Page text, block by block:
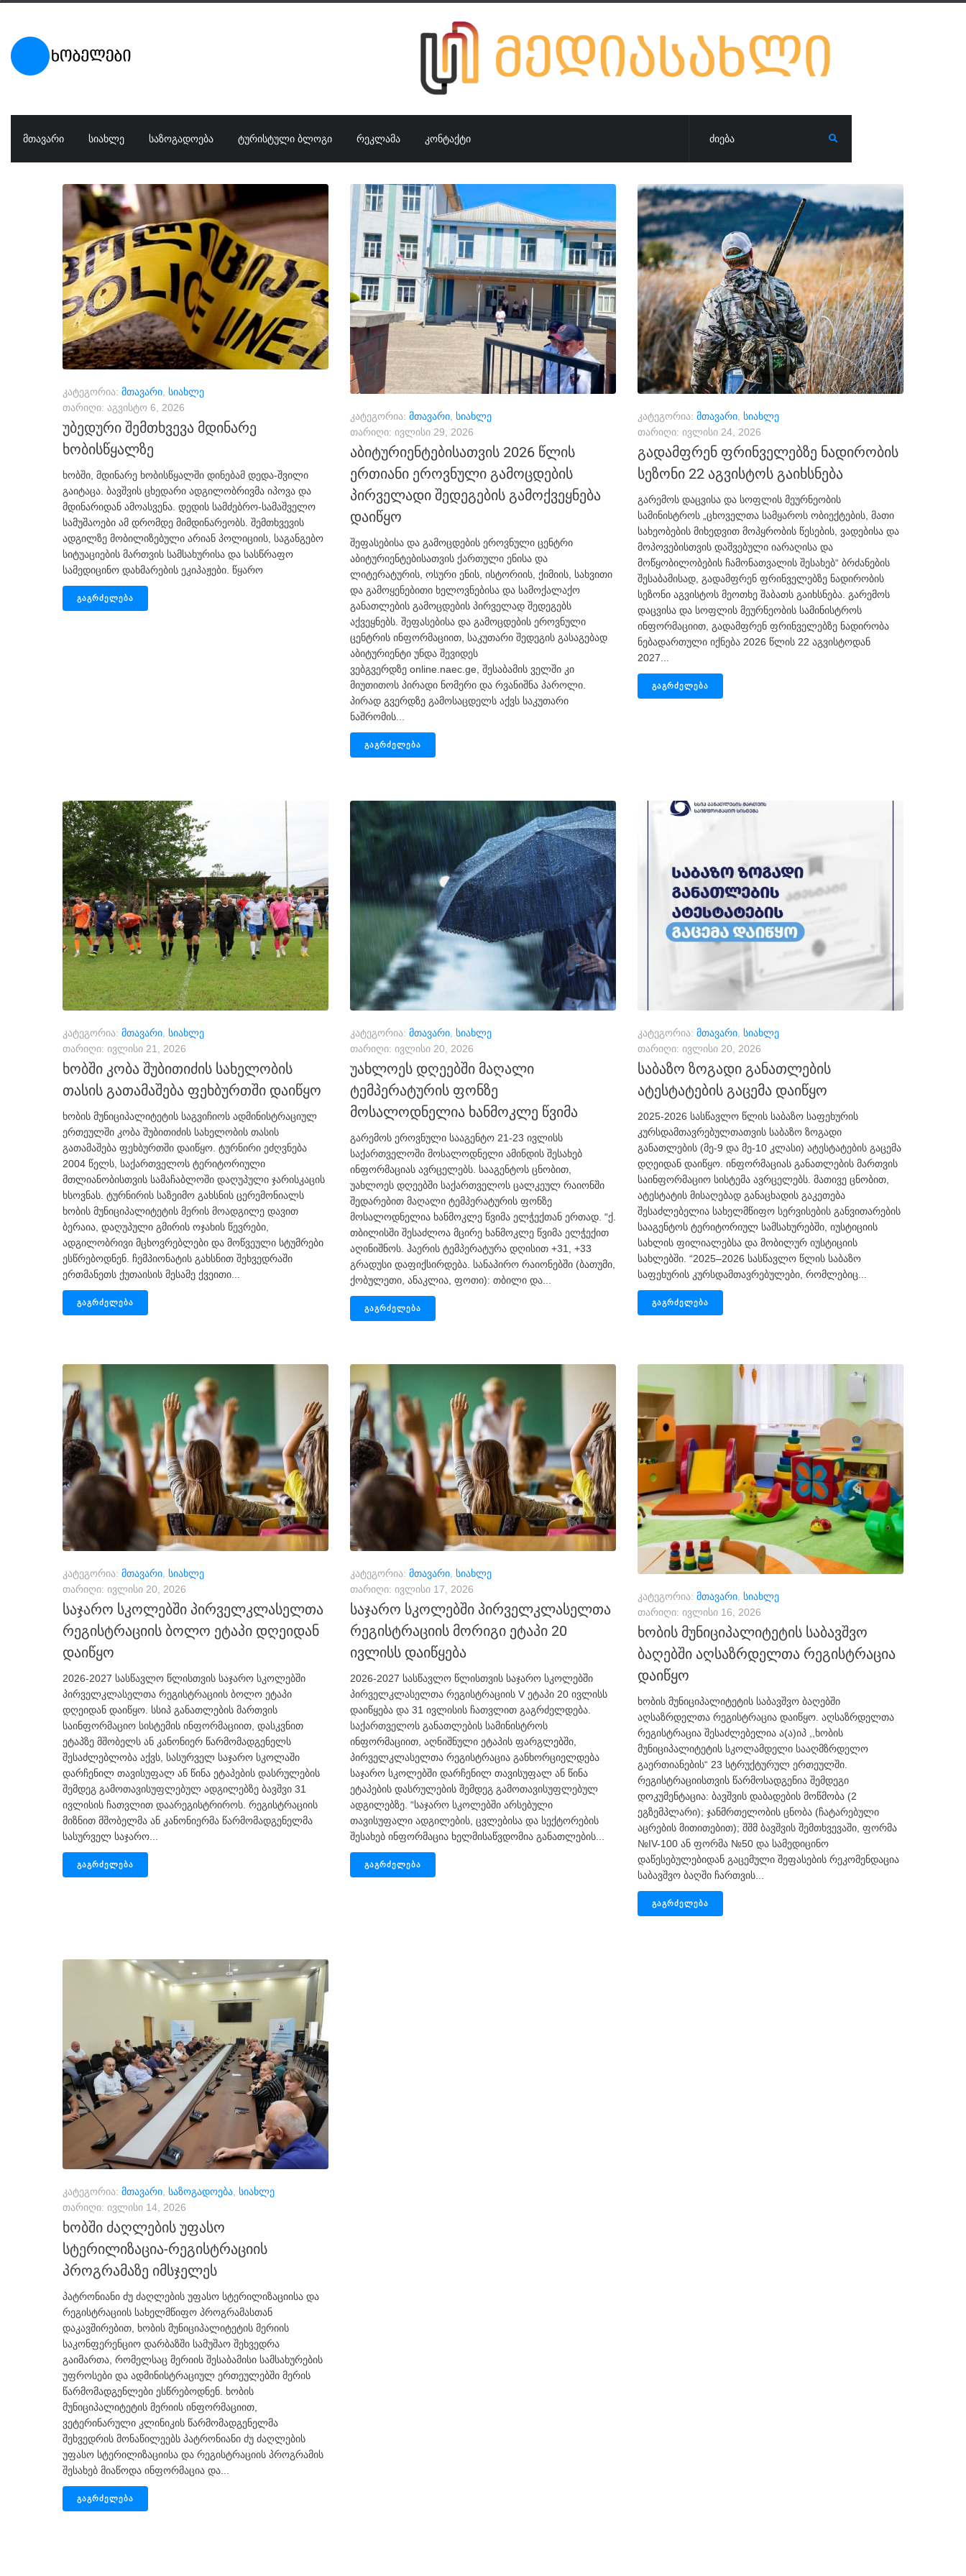
ᲛᲗᲐᲕᲐᲠᲘ ᲡᲘᲐᲮᲚᲔ ᲡᲐᲖᲝᲒᲐᲓᲝᲔᲑᲐ ᲢᲣᲠᲘᲡᲢᲣᲚᲘ ᲑᲚᲝᲒᲘ ᲠᲔᲙᲚᲐᲛᲐ ᲙᲝᲜᲢᲐᲥᲢᲘ
კატეგორია: მთავარი, სიახლე
თარიღი: აგვისტო 6, 2026
უბედური შემთხვევა მდინარე
ხობისწყალზე
ხობში, მდინარე ხობისწყალში დინებამ დედა-შვილი
გაიტაცა. ბავშვის ცხედარი ადგილობრივმა იპოვა და
მდინარიდან ამოასვენა. დედის სამძებრო-სამაშველო
სამუშაოები ამ დრომდე მიმდინარეობს. შემთხვევის
ადგილზე მობილიზებული არიან პოლიციის, საგანგებო
სიტუაციების მართვის სამსახურისა და სასწრაფო
სამედიცინო დახმარების ეკიპაჟები. წყარო
ᲒᲐᲒᲠᲫᲔᲚᲔᲑᲐ
კატეგორია: მთავარი სიახლე
თარიღი: ივლისი 29, 2026
აბიტურიენტებისათვის 2026 წლის
ერთიანი ეროვნული გამოცდების
პირველადი შედეგების გამოქვეყნება
დაიწყო
შეფასებისა და გამოცდების ეროვნული ცენტრი
აბიტურიენტებისათვის ქართული ენისა და
ლიტერატურის, ოსური ენის, ისტორიის, ქიმიის, სახვითი
და გამოყენებითი ხელოვნებისა და სამოქალაქო
განათლების გამოცდების პირველად შედეგებს
აქვეყნებს. შეფასებისა და გამოცდების ეროვნული
ცენტრის ინფორმაციით, საკუთარი შედეგის გასაგებად
აბიტურიენტი უნდა შევიდეს
ვებგვერდზე online.naec.ge, შესაბამის ველში კი
მიუთითოს პირადი ნომერი და რვანიშნა პაროლი.
პირად გვერდზე გამოსაცდელს აქვს საკუთარი
ნაშრომის...
ᲒᲐᲒᲠᲫᲔᲚᲔᲑᲐ
კატეგორია: მთავარი სიახლე
თარიღი: ივლისი 24, 2026
გადამფრენ ფრინველებზე ნადირობის
სეზონი 22 აგვისტოს გაიხსნება
გარემოს დაცვისა და სოფლის მეურნეობის
სამინისტროს „ცხოველთა სამყაროს ობიექტების, მათი
სახეობების მიხედვით მოპყრობის წესების, ვადებისა და
მოპოვებისთვის დაშვებული იარაღისა და
მოწყობილობების ჩამონათვალის შესახებ“ ბრძანების
შესაბამისად, გადამფრენ ფრინველებზე ნადირობის
სეზონი აგვისტოს მეოთხე შაბათს გაიხსნება. გარემოს
დაცვისა და სოფლის მეურნეობის სამინისტროს
ინფორმაციით, გადამფრენ ფრინველებზე ნადირობა
ნებადართული იქნება 2026 წლის 22 აგვისტოდან
2027...
ᲒᲐᲒᲠᲫᲔᲚᲔᲑᲐ
კატეგორია: მთავარი, სიახლე
თარიღი: ივლისი 21, 2026
ხობში კობა შუბითიძის სახელობის
თასის გათამაშება ფეხბურთში დაიწყო
ხობის მუნიციპალიტეტის საგვიჩიოს ადმინისტრაციულ
ერთეულში კობა შუბითიძის სახელობის თასის
გათამაშება ფეხბურთში დაიწყო. ტურნირი ეძღვნება
2004 წელს, საქართველოს ტერიტორიული
მთლიანობისთვის სამაჩაბლოში დაღუპული ჯარისკაცის
ხსოვნას. ტურნირის საზეიმო გახსნის ცერემონიალს
ხობის მუნიციპალიტეტის მერის მოადგილე დავით
ბერაია, დაღუპული გმირის ოჯახის წევრები,
ადგილობრივი მცხოვრებლები და მოწვეული სტუმრები
ესწრებოდნენ. ჩემპიონატის გახსნით შეხვედრაში
ერთმანეთს ქუთაისის მესამე ქვეითი...
ᲒᲐᲒᲠᲫᲔᲚᲔᲑᲐ
კატეგორია: მთავარი, სიახლე
თარიღი: ივლისი 20, 2026
უახლოეს დღეებში მაღალი
ტემპერატურის ფონზე
მოსალოდნელია ხანმოკლე წვიმა
გარემოს ეროვნული სააგენტო 21-23 ივლისს
საქართველოში მოსალოდნელი ამინდის შესახებ
ინფორმაციას ავრცელებს. სააგენტოს ცნობით,
უახლოეს დღეებში საქართველოს ცალკეულ რაიონში
შედარებით მაღალი ტემპერატურის ფონზე
მოსალოდნელია ხანმოკლე წვიმა ელჭექთან ერთად. “ქ.
თბილისში შესაძლოა მცირე ხანმოკლე წვიმა ელჭექით
აღინიშნოს. ჰაერის ტემპერატურა დღისით +31, +33
გრადუსი დაფიქსირდება. სანაპირო რაიონებში (ბათუმი,
ქობულეთი, ანაკლია, ფოთი): თბილი და...
ᲒᲐᲒᲠᲫᲔᲚᲔᲑᲐ
კატეგორია: მთავარი, სიახლე
თარიღი: ივლისი 20, 2026
საბაზო ზოგადი განათლების
ატესტატების გაცემა დაიწყო
2025-2026 სასწავლო წლის საბაზო საფეხურის
კურსდამთავრებულთათვის საბაზო ზოგადი
განათლების (მე-9 და მე-10 კლასი) ატესტატების გაცემა
დღეიდან დაიწყო. ინფორმაციას განათლების მართვის
საინფორმაციო სისტემა ავრცელებს. მათივე ცნობით,
ატესტატის მისაღებად განაცხადის გაკეთება
შესაძლებელია სახელმწიფო სერვისების განვითარების
სააგენტოს ტერიტორიულ სამსახურებში, იუსტიციის
სახლის ფილიალებსა და მობილურ იუსტიციის
სახლებში. “2025–2026 სასწავლო წლის საბაზო
საფეხურის კურსდამთავრებულები, რომლებიც...
ᲒᲐᲒᲠᲫᲔᲚᲔᲑᲐ
კატეგორია: მთავარი სიახლე
თარიღი: ივლისი 20, 2026
საჯარო სკოლებში პირველკლასელთა
რეგისტრაციის ბოლო ეტაპი დღეიდან
დაიწყო
2026-2027 სასწავლო წლისთვის საჯარო სკოლებში
პირველკლასელთა რეგისტრაციის ბოლო ეტაპი
დღეიდან დაიწყო. სსიპ განათლების მართვის
საინფორმაციო სისტემის ინფორმაციით, დასკვნით
ეტაპზე მშობელს ან კანონიერ წარმომადგენელს
შესაძლებლობა აქვს, სასურველ საჯარო სკოლაში
დარჩენილ თავისუფალ ან წინა ეტაპების დასრულების
შემდეგ გამოთავისუფლებულ ადგილებზე ბავშვი 31
ივლისის ჩათვლით დაარეგისტრიროს. რეგისტრაციის
მიზნით მშობელმა ან კანონიერმა წარმომადგენელმა
სასურველ საჯარო...
ᲒᲐᲒᲠᲫᲔᲚᲔᲑᲐ
კატეგორია: მთავარი სიახლე
თარიღი: ივლისი 17, 2026
საჯარო სკოლებში პირველკლასელთა
რეგისტრაციის მორიგი ეტაპი 20
ივლისს დაიწყება
2026-2027 სასწავლო წლისთვის საჯარო სკოლებში
პირველკლასელთა რეგისტრაციის V ეტაპი 20 ივლისს
დაიწყება და 31 ივლისის ჩათვლით გაგრძელდება.
საქართველოს განათლების სამინისტროს
ინფორმაციით, აღნიშნული ეტაპის ფარგლებში,
პირველკლასელთა რეგისტრაცია განხორციელდება
საჯარო სკოლებში დარჩენილ თავისუფალ ან წინა
ეტაპების დასრულების შემდეგ გამოთავისუფლებულ
ადგილებზე. “საჯარო სკოლებში არსებული
თავისუფალი ადგილების, ცვლებისა და სექტორების
შესახებ ინფორმაცია ხელმისაწვდომია განათლების...
ᲒᲐᲒᲠᲫᲔᲚᲔᲑᲐ
კატეგორია: მთავარი, სიახლე
თარიღი: ივლისი 16, 2026
ხობის მუნიციპალიტეტის საბავშვო
ბაღებში აღსაზრდელთა რეგისტრაცია
დაიწყო
ხობის მუნიციპალიტეტის საბავშვო ბაღებში
აღსაზრდელთა რეგისტრაცია დაიწყო. აღსაზრდელთა
რეგისტრაცია შესაძლებელია ა(ა)იპ ,,ხობის
მუნიციპალიტეტის სკოლამდელი სააღმზრდელო
გაერთიანების“ 23 სტრუქტურულ ერთეულში.
რეგისტრაციისთვის წარმოსადგენია შემდეგი
დოკუმენტაცია: ბავშვის დაბადების მოწმობა (2
ეგზემპლარი); ჯანმრთელობის ცნობა (ჩატარებული
აცრების მითითებით); შშმ ბავშვის შემთხვევაში, ფორმა
№IV-100 ან ფორმა №50 და სამედიცინო
დაწესებულებიდან გაცემული შეფასების რეკომენდაცია
საბავშვო ბაღში ჩართვის...
ᲒᲐᲒᲠᲫᲔᲚᲔᲑᲐ
კატეგორია: მთავარი, საზოგადოება, სიახლე
თარიღი: ივლისი 14, 2026
ხობში ძაღლების უფასო
სტერილიზაცია-რეგისტრაციის
პროგრამაზე იმსჯელეს
პატრონიანი ძუ ძაღლების უფასო სტერილიზაციისა და
რეგისტრაციის სახელმწიფო პროგრამასთან
დაკავშირებით, ხობის მუნიციპალიტეტის მერიის
საკონფერენციო დარბაზში სამუშაო შეხვედრა
გაიმართა, რომელსაც მერიის შესაბამისი სამსახურების
უფროსები და ადმინისტრაციულ ერთეულებში მერის
წარმომადგენლები ესწრებოდნენ. ხობის
მუნიციპალიტეტის მერიის ინფორმაციით,
ვეტერინარული კლინიკის წარმომადგენელმა
შეხვედრის მონაწილეებს პატრონიანი ძუ ძაღლების
უფასო სტერილიზაციისა და რეგისტრაციის პროგრამის
შესახებ მიაწოდა ინფორმაცია და...
ᲒᲐᲒᲠᲫᲔᲚᲔᲑᲐ